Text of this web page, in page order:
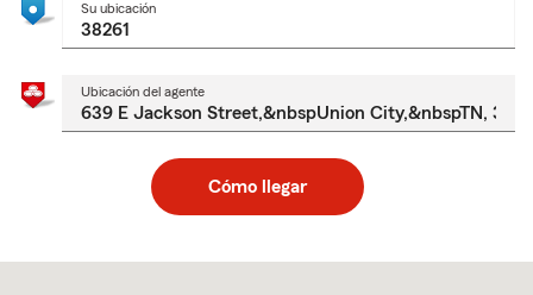
Su ubicación
Ubicación del agente
Cómo llegar
to